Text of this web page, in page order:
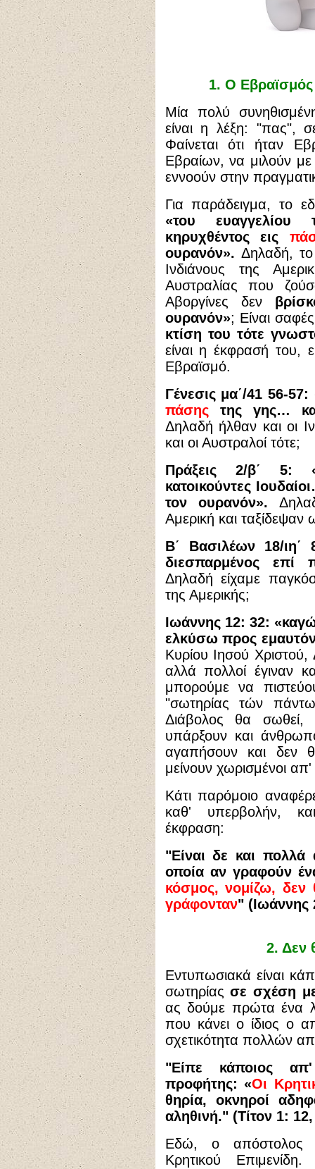
1. Ο
Μία πολύ
είναι η λέξη: "πας",
Φαίνεται ότι ήταν
Εβραίων, να μιλούν
εννοούν στην
Για παράδειγμα, το
«του
κηρυχθέντος εις
ουρανόν». Δηλαδή, το
Ινδιάνους της
Αυστραλίας που
Αβοργίνες δεν
ουρανόν»; Είναι
κτίση του τότε
είναι η έκφρασή του,
Εβραϊσμό.
Γένεσις μα΄/41 56-
πάσηςτης γης…
Δηλαδή ήλθαν και οι
και οι Αυστραλοί τότε;
Πράξεις 2/β΄ 5:
κατοικούντες
τον ουρανόν».
Αμερική και ταξίδεψαν
Β΄ Βασιλέων 18/ιη΄
διεσπαρμένος
Δηλαδή είχαμε
της Αμερικής;
Ιωάννης 12: 32:
ελκύσω προς
Κυρίου Ιησού
αλλά πολλοί έγιναν
μπορούμε να
"σωτηρίας τών
Διάβολος θα σωθεί,
υπάρξουν και
αγαπήσουν και δεν
μείνουν χωρισμένοι
Κάτι παρόμοιο
καθ' υπερβολήν,
έκφραση:
"Είναι δε και
οποία αν γραφούν
κόσμος, νομίζω,
γράφονταν" (Ιωάννης
2. Δεν
Εντυπωσιακά είναι
σωτηρίαςσε σχέση
ας δούμε πρώτα ένα
που κάνει ο ίδιος ο
σχετικότητα πολλών
"Είπε κάποιος
προφήτης: «Οι
θηρία, οκνηροί
αληθινή." (Τίτον 1:
Εδώ, ο απόστολος
Κρητικού